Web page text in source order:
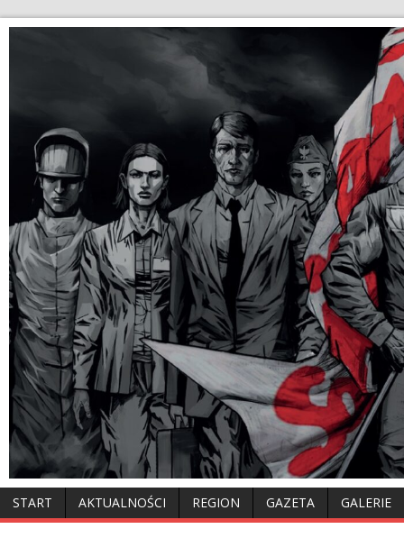
START AKTUALNOŚCI REGION GAZETA GALERIE